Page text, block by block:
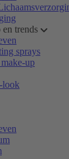
en trends
sprays
up
look